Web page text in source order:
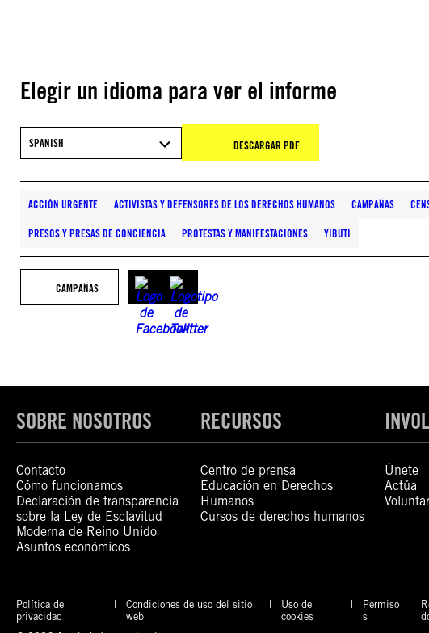
Elegir un idioma para ver el informe
SPANISH DESCARGAR PDF
ACCIÓN URGENTE ACTIVISTAS Y DEFENSORES DE LOS DERECHOS HUMANOS CAMPAÑAS
PRESOS Y PRESAS DE CONCIENCIA PROTESTAS Y MANIFESTACIONES YIBUTI
CAMPAÑAS
SOBRE NOSOTROS
Contacto
Cómo funcionamos
Declaración de transparencia
sobre la Ley de Esclavitud
Moderna de Reino Unido
Asuntos económicos
RECURSOS
Centro de prensa
Educación en Derechos
Humanos
Cursos de derechos humanos
Únete
Actúa
Política de
privacidad
Condiciones de uso del sitio
web
Uso de
cookies
Permiso
s